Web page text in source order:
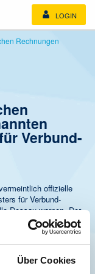
Über Cookies
LOGIN
Rechnungen
Verbund-
offizielle
für Verbund-
Dessau warnen. Der
angefügter Rechnung
Anlaufstelle für
aufzurufen.